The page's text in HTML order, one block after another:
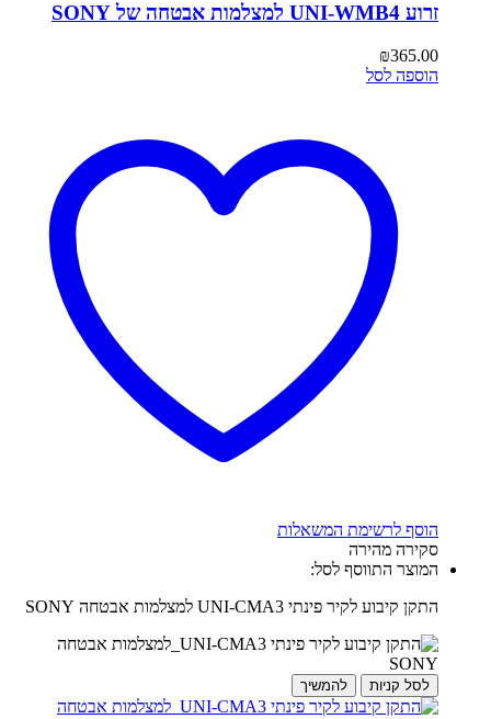
זרוע UNI-WMB4 למצלמות אבטחה של SONY
₪365.00
הוספה לסל
הוסף לרשימת המשאלות
סקירה מהירה
המוצר התווסף לסל:
התקן קיבוע לקיר פינתי UNI-CMA3 למצלמות אבטחה SONY
לסל קניות להמשיך